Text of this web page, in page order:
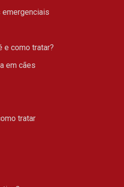
emergenciais
e como tratar?
em cães
tratar